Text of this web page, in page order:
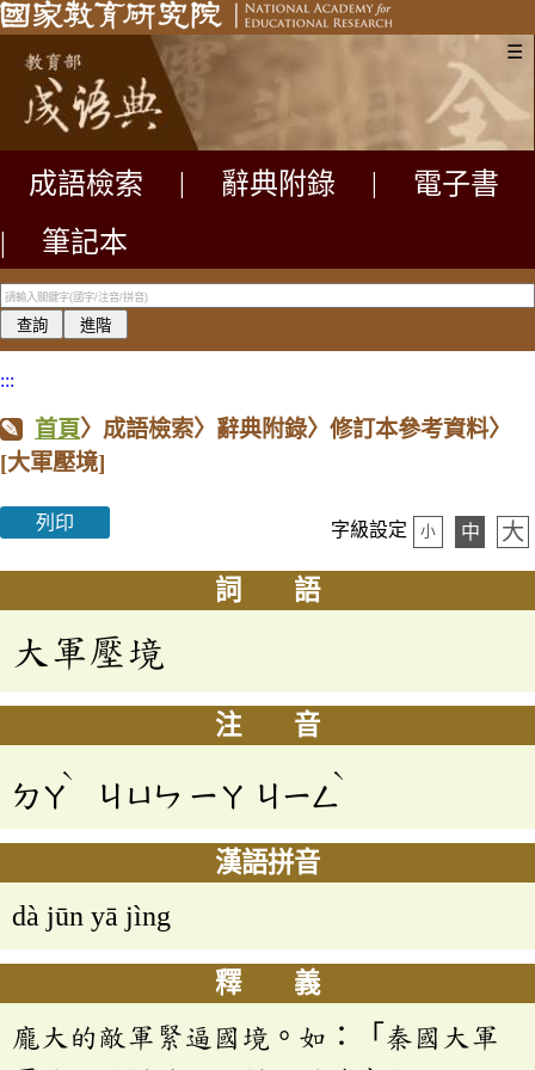
☰
成語檢索 辭典附錄
電子書
|
筆記本
:::
首頁〉成語檢索〉辭典附錄〉修訂本參考資料〉
[大軍壓境]
列印 字級設定 小 中 大
詞 語
大軍壓境
注 音
ㄉㄚ
ˋ
ㄐㄩㄣ ㄧㄚ ㄐㄧㄥ
ˋ
漢語拼音
dà jūn yā jìng
釋 義
龐大的敵軍緊逼國境。如：「秦國大軍